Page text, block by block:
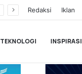
Redaksi Iklan
TEKNOLOGI INSPIRASI